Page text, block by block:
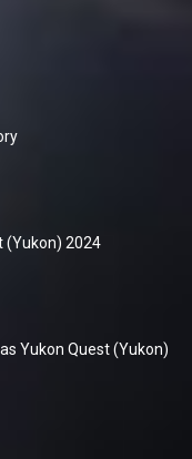
(Yukon) 2024
Yukon Quest (Yukon)